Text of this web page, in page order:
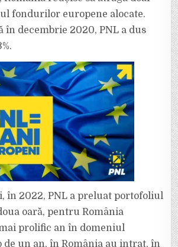
fondurilor europene alocate.
în decembrie 2020, PNL a dus
în 2022, PNL a preluat portofoliul
oară, pentru România
prolific an în domeniul
un an, în România au intrat, în